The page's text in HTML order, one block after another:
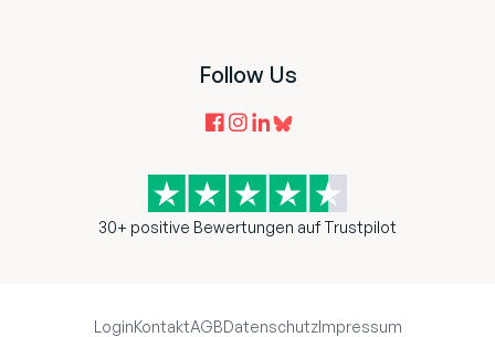
Follow Us
30+ positive Bewertungen auf Trustpilot
LoginKontaktAGBDatenschutzImpressum